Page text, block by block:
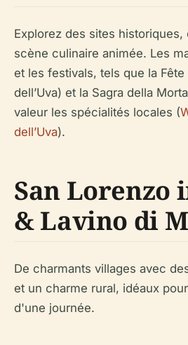
Explorez des sites historiques,
scène culinaire animée. Les
et les festivals, tels que la Fête
dell’Uva) et la Sagra della
valeur les spécialités locales (
dell’Uva).
San Lorenzo
& Lavino di
De charmants villages avec
et un charme rural, idéaux
d'une journée.